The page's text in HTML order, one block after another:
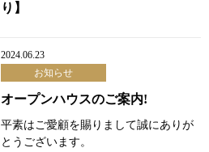
り】
2024.06.23
お知らせ
オープンハウスのご案内!
平素はご愛顧を賜りまして誠にありが
とうございます。